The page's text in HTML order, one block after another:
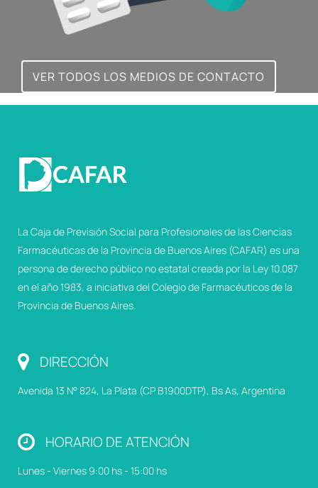
VER TODOS LOS MEDIOS DE CONTACTO
La Caja de Previsión Social para Profesionales de las Ciencias
Farmacéuticas de la Provincia de Buenos Aires (CAFAR) es una
persona de derecho público no estatal creada por la Ley 10.087
en el año 1983, a iniciativa del Colegio de Farmacéuticos de la
Provincia de Buenos Aires.
DIRECCIÓN
Avenida 13 N° 824, La Plata (CP B1900DTP), Bs As, Argentina
HORARIO DE ATENCIÓN
Lunes - Viernes 9:00 hs - 15:00 hs